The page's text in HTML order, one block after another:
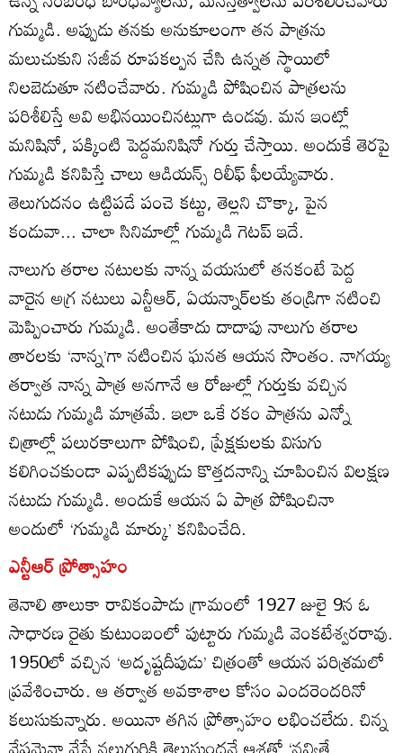
గుమ్మడి. అప్పుడు తనకు అనుకూలంగా తన పాత్రను
మలుచుకుని సజీవ రూపకల్పన చేసి ఉన్నత స్థాయిలో
నిలబెడుతూ నటించేవారు. గుమ్మడి పోషించిన పాత్రలను
పరిశీలిస్తే అవి అభినయించినట్లుగా ఉండవు. మన ఇంట్లో
మనిషినో, పక్కింటి పెద్దమనిషినో గుర్తు చేస్తాయి. అందుకే తెరపై
గుమ్మడి కనిపిస్తే చాలు ఆడియన్స్‌ రిలీఫ్‌ ఫీలయ్యేవారు.
తెలుగుదనం ఉట్టిపడే పంచె కట్టు, తెల్లని చొక్కా, పైన
కండువా... చాలా సినిమాల్లో గుమ్మడి గెటప్‌ ఇదే.
నాలుగు తరాల నటులకు నాన్న వయసులో తనకంటే పెద్ద
వారైన అగ్ర నటులు ఎన్టీఆర్‌, ఏయన్నార్‌లకు తండ్రిగా నటించి
మెప్పించారు గుమ్మడి. అంతేకాదు దాదాపు నాలుగు తరాల
తారలకు ‘నాన్న’గా నటించిన ఘనత ఆయన సొంతం. నాగయ్య
తర్వాత నాన్న పాత్ర అనగానే ఆ రోజుల్లో గుర్తుకు వచ్చిన
నటుడు గుమ్మడి మాత్రమే. ఇలా ఒకే రకం పాత్రను ఎన్నో
చిత్రాల్లో పలురకాలుగా పోషించి, ప్రేక్షకులకు విసుగు
కలిగించకుండా ఎప్పటికప్పుడు కొత్తదనాన్ని చూపించిన విలక్షణ
నటుడు గుమ్మడి. అందుకే ఆయన ఏ పాత్ర పోషించినా
అందులో ‘గుమ్మడి మార్కు’ కనిపించేది.
ఎన్టీఆర్‌ ప్రోత్సాహం
తెనాలి తాలుకా రావికంపాడు గ్రామంలో 1927 జులై 9న ఓ
సాధారణ రైతు కుటుంబంలో పుట్టారు గుమ్మడి వెంకటేశ్వరరావు.
1950లో వచ్చిన ‘అదృష్టదీపుడు’ చిత్రంతో ఆయన పరిశ్రమలో
ప్రవేశించారు. ఆ తర్వాత అవకాశాల కోసం ఎందరెందరినో
కలుసుకున్నారు. అయినా తగిన ప్రోత్సాహం లభించలేదు. చిన్న